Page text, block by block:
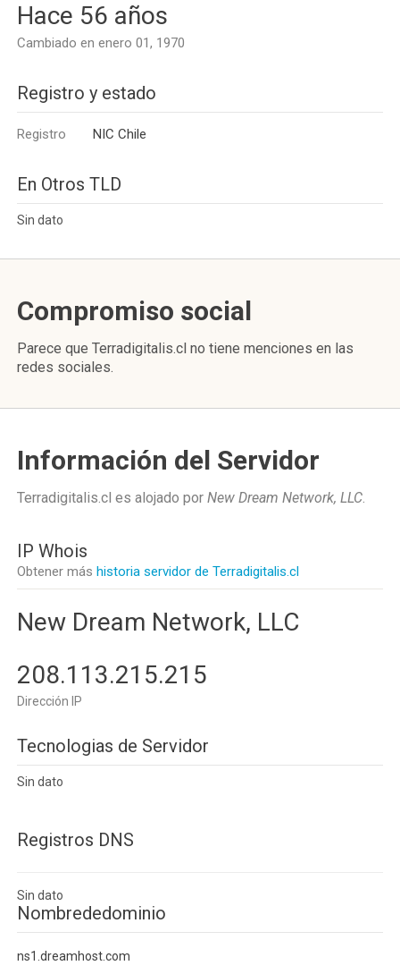
Hace 56 años
Cambiado en enero 01, 1970
Registro y estado
Registro NIC Chile
En Otros TLD
Sin dato
Compromiso social
Parece que Terradigitalis.cl no tiene menciones en las
redes sociales.
Información del Servidor
Terradigitalis.cl es alojado por New Dream Network, LLC.
IP Whois
Obtener más historia servidor de Terradigitalis.cl
New Dream Network, LLC
208.113.215.215
Dirección IP
Tecnologias de Servidor
Sin dato
Registros DNS
Sin dato
Nombrededominio
ns1.dreamhost.com